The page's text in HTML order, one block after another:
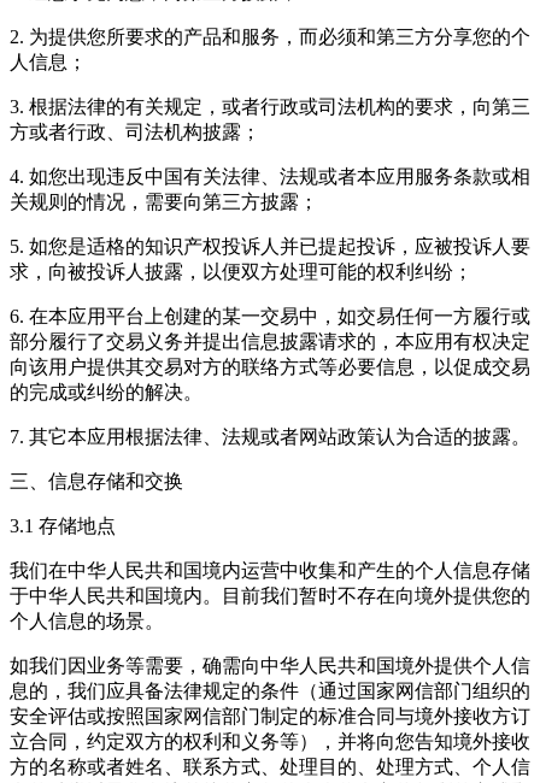
2. 为提供您所要求的产品和服务，而必须和第三方分享您的个
人信息；
3. 根据法律的有关规定，或者行政或司法机构的要求，向第三
方或者行政、司法机构披露；
4. 如您出现违反中国有关法律、法规或者本应用服务条款或相
关规则的情况，需要向第三方披露；
5. 如您是适格的知识产权投诉人并已提起投诉，应被投诉人要
求，向被投诉人披露，以便双方处理可能的权利纠纷；
6. 在本应用平台上创建的某一交易中，如交易任何一方履行或
部分履行了交易义务并提出信息披露请求的，本应用有权决定
向该用户提供其交易对方的联络方式等必要信息，以促成交易
的完成或纠纷的解决。
7. 其它本应用根据法律、法规或者网站政策认为合适的披露。
三、信息存储和交换
3.1 存储地点
我们在中华人民共和国境内运营中收集和产生的个人信息存储
于中华人民共和国境内。目前我们暂时不存在向境外提供您的
个人信息的场景。
如我们因业务等需要，确需向中华人民共和国境外提供个人信
息的，我们应具备法律规定的条件（通过国家网信部门组织的
安全评估或按照国家网信部门制定的标准合同与境外接收方订
立合同，约定双方的权利和义务等），并将向您告知境外接收
方的名称或者姓名、联系方式、处理目的、处理方式、个人信